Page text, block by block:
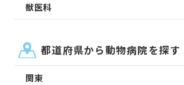
獣医科
都道府県から動物病院を探す
関東